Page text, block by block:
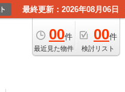
最終更新：2026年08月06日
00件
最近見た物件
00件
検討リスト